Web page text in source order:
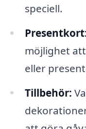
speciell.
möjlighet
eller
Tillbehör: